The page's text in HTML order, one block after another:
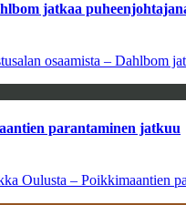
jatkaa
osaamista – Dahlbom
parantaminen jatkuu
Oulusta – Poikkimaantien